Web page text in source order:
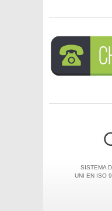
SISTEMA
UNI EN ISO